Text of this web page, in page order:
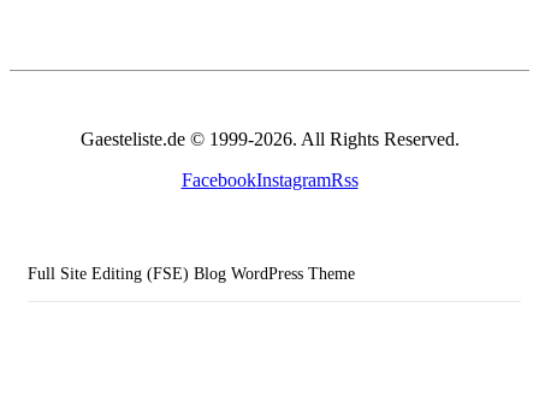
Gaesteliste.de © 1999-2026. All Rights Reserved.
FacebookInstagramRss
Full Site Editing (FSE) Blog WordPress Theme